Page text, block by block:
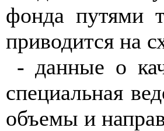
фонда путями
приводится на
- данные о
специальная
объемы и н